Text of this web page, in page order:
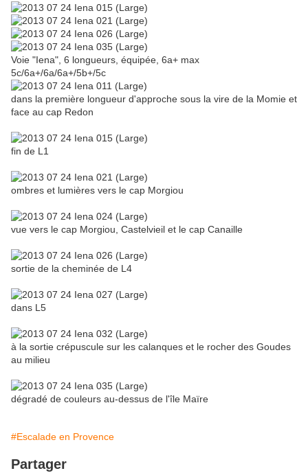
Voie "Iena", 6 longueurs, équipée, 6a+ max
5c/6a+/6a/6a+/5b+/5c
dans la première longueur d'approche sous la vire de la Momie et
face au cap Redon
fin de L1
ombres et lumières vers le cap Morgiou
vue vers le cap Morgiou, Castelvieil et le cap Canaille
sortie de la cheminée de L4
dans L5
à la sortie crépuscule sur les calanques et le rocher des Goudes
au milieu
dégradé de couleurs au-dessus de l'île Maïre
#Escalade en Provence
Partager